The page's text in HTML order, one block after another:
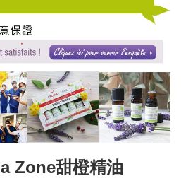
Zone甜橙精油